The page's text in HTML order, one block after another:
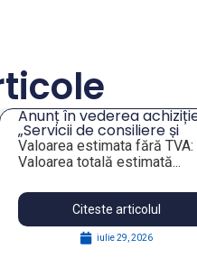
Anunț în vederea
„Servicii de consiliere și
orientare profesională a
angajaților din companiile
publice municipale”
Valoarea estimata fără TVA:
Valoarea totală estimată...
Citeste articolul
iulie 29, 2026